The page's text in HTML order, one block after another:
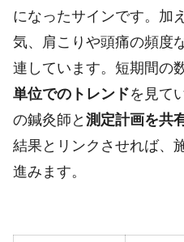
になったサインです。加
気、肩こりや頭痛の頻度
連しています。短期間の
単位でのトレンドを見て
の鍼灸師と 測定計画を共
結果とリンクさせれば、
進みます。